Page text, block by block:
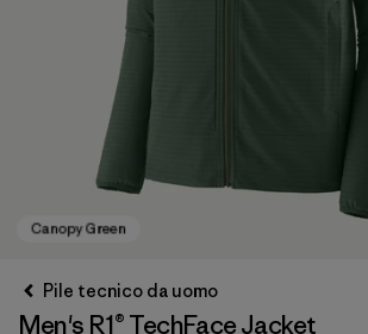
Pile tecnico da uomo
Men's R1® TechFace Jacket